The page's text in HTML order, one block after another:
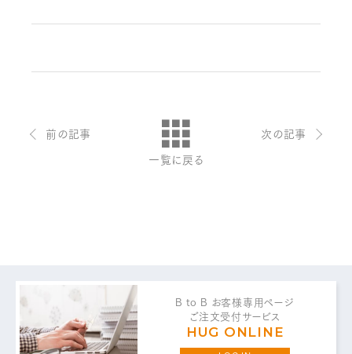
前の記事
一覧に戻る
次の記事
お問い合わせ・ご意見は
0776-89-1370
FAX： 0776-89-1375
商品センター直通
B to B お客様専用ページ
ご注文受付サービス
HUG ONLINE